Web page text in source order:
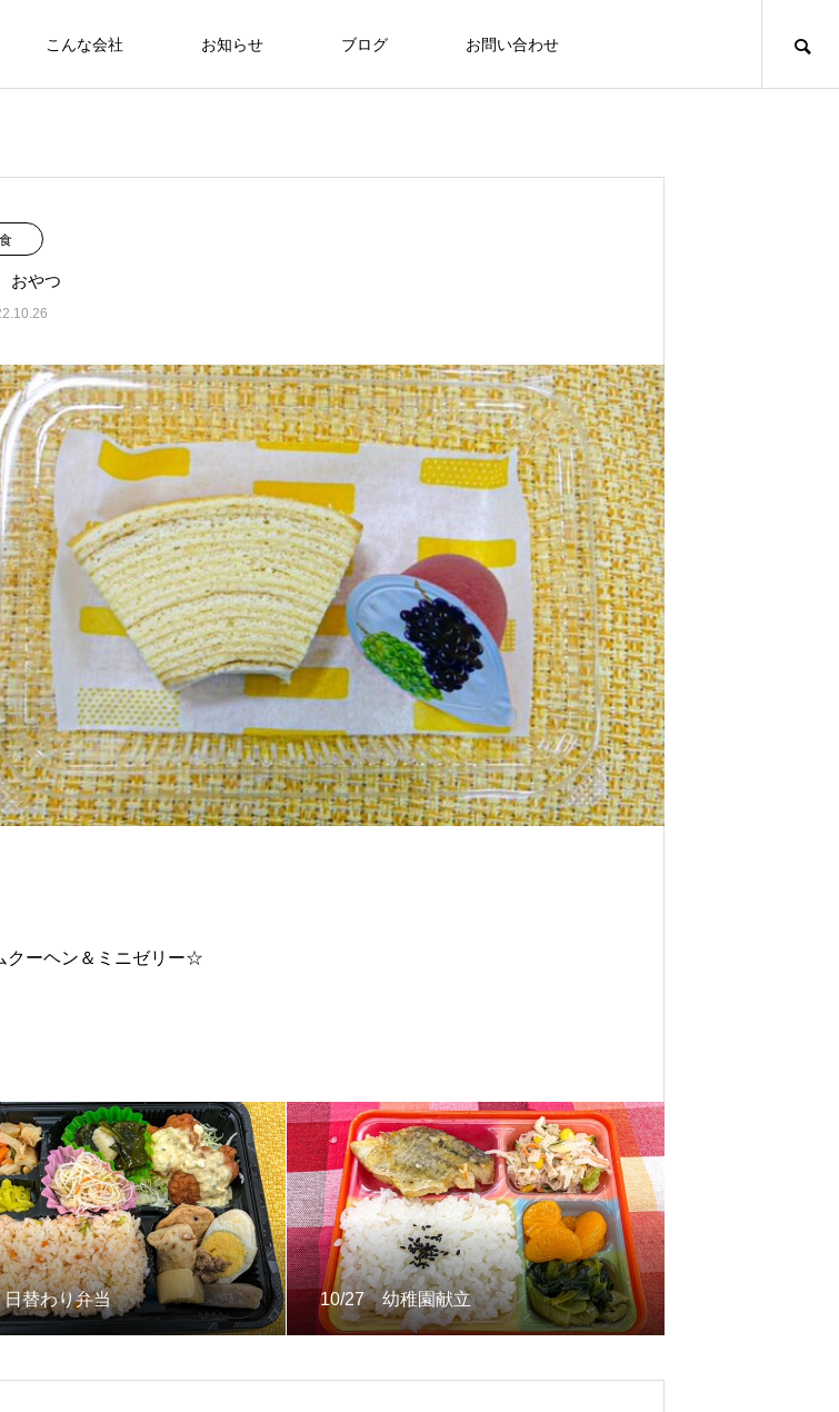
こんな会社 お知らせ ブログ お問い合わせ
道の駅いたの 「いたの88サロン」 5月5日に家賀で藍の定植に 行って来ました
さわおせち2026
食への知識
6月22日（日）🇹🇭🇻🇳アジアンフェア
🇹🇼🇰🇷開催
食への知識
外国人社員の親睦会
ヘルシーメニュー 8/3～7 ヘルシーメニュー
2026.07.31
おやつ
クーヘン＆ミニゼリー☆
替わり弁当 10/27 幼稚園献立